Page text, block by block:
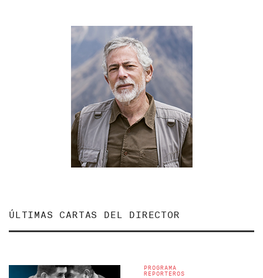
ÚLTIMAS CARTAS DEL DIRECTOR
PROGRAMA
REPORTEROS